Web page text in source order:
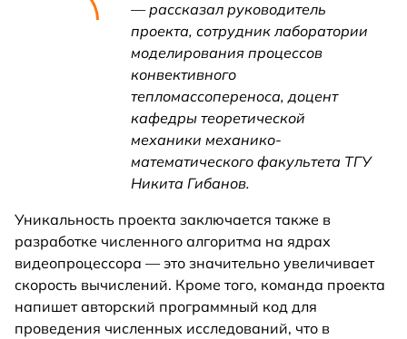
— рассказал руководитель
проекта, сотрудник лаборатории
моделирования процессов
конвективного
тепломассопереноса, доцент
кафедры теоретической
механики механико-
математического факультета ТГУ
Никита Гибанов.
Уникальность проекта заключается также в
разработке численного алгоритма на ядрах
видеопроцессора — это значительно увеличивает
скорость вычислений. Кроме того, команда проекта
напишет авторский программный код для
проведения численных исследований, что в